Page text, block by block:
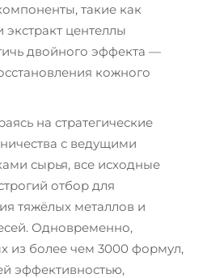
такие как
центеллы
двойного эффекта —
кожного
на стратегические
с ведущими
сырья, все исходные
отбор для
тяжёлых металлов и
Одновременно,
из более чем 3000 формул,
эффективностью,